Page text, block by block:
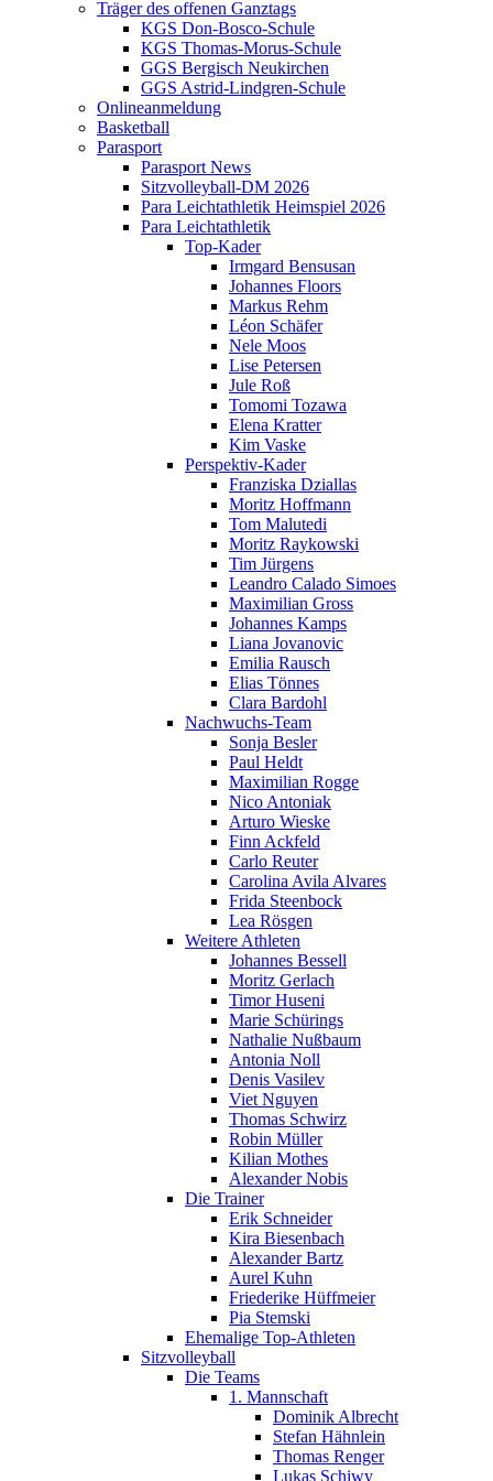
Träger des offenen Ganztags
KGS Don-Bosco-Schule
KGS Thomas-Morus-Schule
GGS Bergisch Neukirchen
GGS Astrid-Lindgren-Schule
Onlineanmeldung
Basketball
Parasport
Parasport News
Sitzvolleyball-DM 2026
Para Leichtathletik Heimspiel 2026
Para Leichtathletik
Top-Kader
Irmgard Bensusan
Johannes Floors
Markus Rehm
Léon Schäfer
Nele Moos
Lise Petersen
Jule Roß
Tomomi Tozawa
Elena Kratter
Kim Vaske
Perspektiv-Kader
Franziska Dziallas
Moritz Hoffmann
Tom Malutedi
Moritz Raykowski
Tim Jürgens
Leandro Calado Simoes
Maximilian Gross
Johannes Kamps
Liana Jovanovic
Emilia Rausch
Elias Tönnes
Clara Bardohl
Nachwuchs-Team
Sonja Besler
Paul Heldt
Maximilian Rogge
Nico Antoniak
Arturo Wieske
Finn Ackfeld
Carlo Reuter
Carolina Avila Alvares
Frida Steenbock
Lea Rösgen
Weitere Athleten
Johannes Bessell
Moritz Gerlach
Timor Huseni
Marie Schürings
Nathalie Nußbaum
Antonia Noll
Denis Vasilev
Viet Nguyen
Thomas Schwirz
Robin Müller
Kilian Mothes
Alexander Nobis
Die Trainer
Erik Schneider
Kira Biesenbach
Alexander Bartz
Aurel Kuhn
Friederike Hüffmeier
Pia Stemski
Ehemalige Top-Athleten
Sitzvolleyball
Die Teams
1. Mannschaft
Dominik Albrecht
Stefan Hähnlein
Thomas Renger
Lukas Schiwy